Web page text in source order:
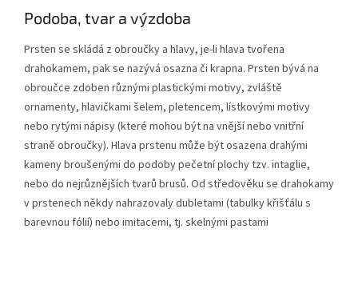
Podoba, tvar a výzdoba
Prsten se skládá z obroučky a hlavy, je-li hlava tvořena
drahokamem, pak se nazývá osazna či krapna. Prsten bývá na
obroučce zdoben různými plastickými motivy, zvláště
ornamenty, hlavičkami šelem, pletencem, lístkovými motivy
nebo rytými nápisy (které mohou být na vnější nebo vnitřní
straně obroučky). Hlava prstenu může být osazena drahými
kameny broušenými do podoby pečetní plochy tzv. intaglie,
nebo do nejrůznějších tvarů brusů. Od středověku se drahokamy
v prstenech někdy nahrazovaly dubletami (tabulky křišťálu s
barevnou fólií) nebo imitacemi, tj. skelnými pastami